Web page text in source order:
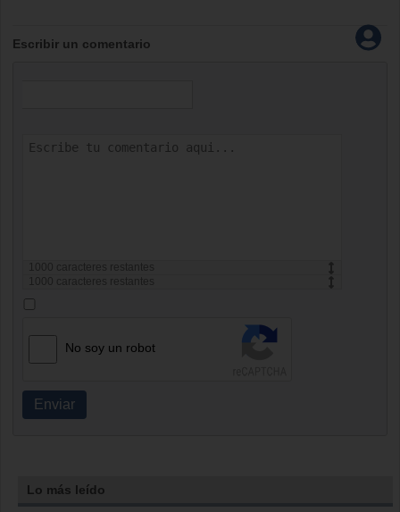
Escribir un comentario
1000
caracteres restantes
1000
caracteres restantes
No soy un robot
Enviar
Lo más leído